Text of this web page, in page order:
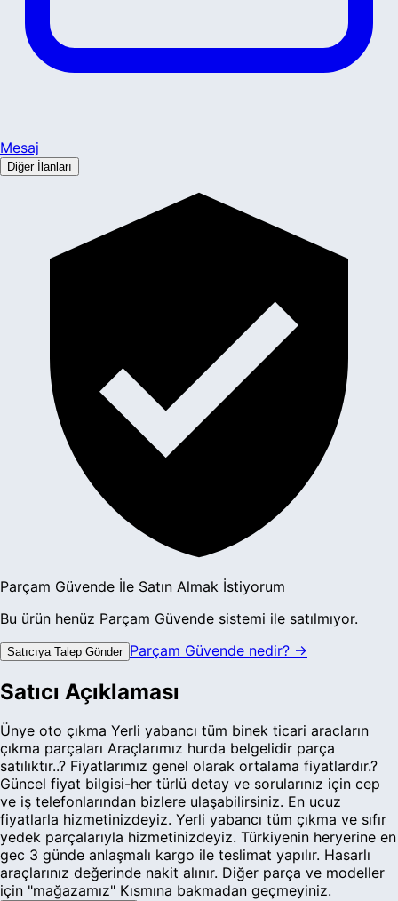
Mesaj
Diğer İlanları
Parçam Güvende İle Satın Almak İstiyorum
Bu ürün henüz Parçam Güvende sistemi ile satılmıyor.
Satıcıya Talep Gönder Parçam Güvende nedir? →
Satıcı Açıklaması
Ünye oto çıkma Yerli yabancı tüm binek ticari aracların
çıkma parçaları Araçlarımız hurda belgelidir parça
satılıktır..? Fiyatlarımız genel olarak ortalama fiyatlardır.?
Güncel fiyat bilgisi-her türlü detay ve sorularınız için cep
ve iş telefonlarından bizlere ulaşabilirsiniz. En ucuz
fiyatlarla hizmetinizdeyiz. Yerli yabancı tüm çıkma ve sıfır
yedek parçalarıyla hizmetinizdeyiz. Türkiyenin heryerine en
gec 3 günde anlaşmalı kargo ile teslimat yapılır. Hasarlı
araçlarınız değerinde nakit alınır. Diğer parça ve modeller
için "mağazamız" Kısmına bakmadan geçmeyiniz.